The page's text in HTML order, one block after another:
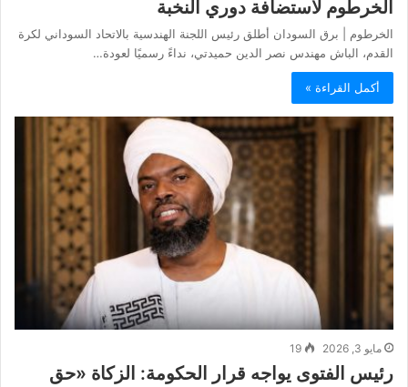
الخرطوم لاستضافة دوري النخبة
الخرطوم | برق السودان أطلق رئيس اللجنة الهندسية بالاتحاد السوداني لكرة
القدم، الباش مهندس نصر الدين حميدتي، نداءً رسميًا لعودة…
أكمل القراءة »
مايو 3, 2026 19
رئيس الفتوى يواجه قرار الحكومة: الزكاة «حق